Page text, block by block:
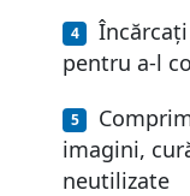
pentru a-l
imagini,
neutilizate